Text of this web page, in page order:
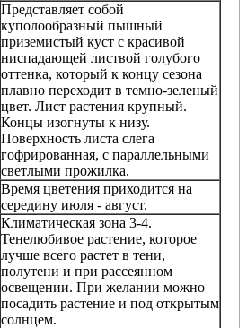
Представляет собой
куполообразный пышный
приземистый куст с красивой
ниспадающей листвой голубого
оттенка, который к концу сезона
плавно переходит в темно-зеленый
цвет. Лист растения крупный.
Концы изогнуты к низу.
Поверхность листа слега
гофрированная, с параллельными
светлыми прожилка.
Время цветения приходится на
середину июля - август.
Климатическая зона 3-4.
Тенелюбивое растение, которое
лучше всего растет в тени,
полутени и при рассеянном
освещении. При желании можно
посадить растение и под открытым
солнцем.